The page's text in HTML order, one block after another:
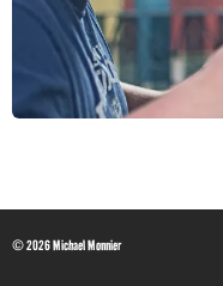
© 2026 Michael Monnier